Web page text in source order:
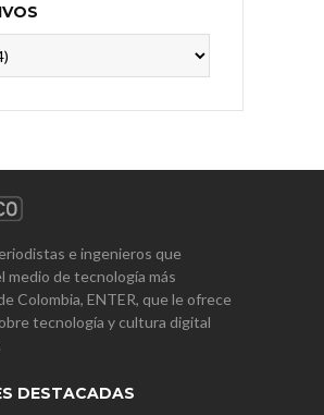
e ingenieros que
medio de tecnología más
Colombia, ENTER, que le ofrece
tecnología y cultura digital
DESTACADAS